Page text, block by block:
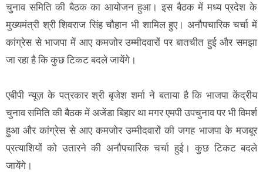
चुनाव समिति की बैठक का आयोजन हुआ। इस बैठक में मध्य प्रदेश के
मुख्यमंत्री श्री शिवराज सिंह चौहान भी शामिल हुए। अनौपचारिक चर्चा में
कांग्रेस से भाजपा में आए कमजोर उम्मीदवारों पर बातचीत हुई और समझा
जा रहा है कि कुछ टिकट बदले जायेंगे।
एबीपी न्यूज़ के पत्रकार श्री बृजेश शर्मा ने बताया है कि भाजपा केंद्रीय
चुनाव समिति की बैठक में अजेंडा बिहार था मगर एमपी उपचुनाव पर भी विमर्श
हुआ और कांग्रेस से आए कमजोर उम्मीदवारों की जगह भाजपा के मजबूर
प्रत्याशियों को उतारने की अनौपचारिक चर्चा हुई। कुछ टिकट बदले
जायेंगे।